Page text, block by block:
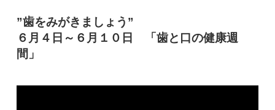
”歯をみがきましょう”
６月４日～６月１０日 「歯と口の健康週
間」